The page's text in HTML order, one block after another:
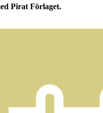
Pirat Förlaget.